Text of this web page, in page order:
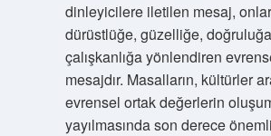
dinleyicilere iletilen mesaj,
dürüstlüğe, güzelliğe,
çalışkanlığa yönlendiren
mesajdır. Masalların, kültürler
evrensel ortak değerlerin
yayılmasında son derece